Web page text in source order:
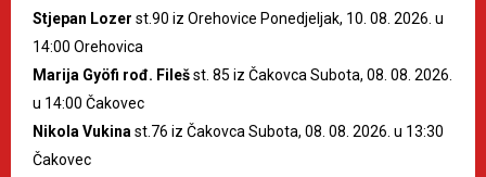
Stjepan Lozer st.90 iz Orehovice Ponedjeljak, 10. 08. 2026. u
14:00 Orehovica
Marija Gyöfi rođ. Filešst. 85 iz Čakovca Subota, 08. 08. 2026.
u 14:00 Čakovec
Nikola Vukina st.76 iz Čakovca Subota, 08. 08. 2026. u 13:30
Čakovec